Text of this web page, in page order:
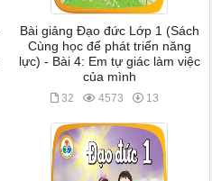
Bài giảng Đạo đức Lớp 1 (Sách
Cùng học để phát triển năng
lực) - Bài 4: Em tự giác làm việc
của mình
32 4573 13